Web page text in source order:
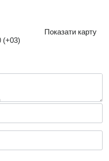
Показати карту
(+03)